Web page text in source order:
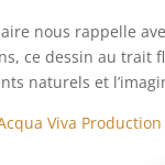
nous rappelle
ce dessin au
naturels et
Viva Production